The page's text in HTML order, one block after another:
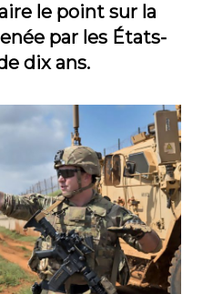
le point sur la
par les États-
dix ans.